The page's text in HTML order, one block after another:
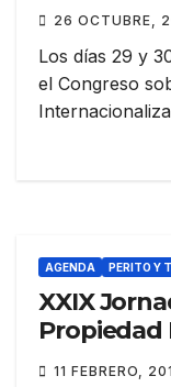
26 OCTUBRE,
Los días 29 y
el Congreso
AGENDA PERITO Y
XXIX
11 FEBRERO,